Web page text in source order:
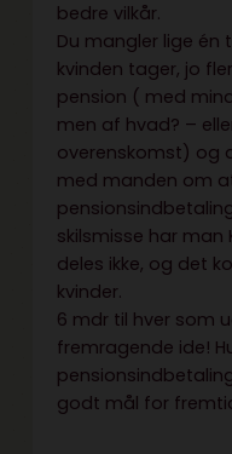
bedre vilkår.
Du mangler lige
kvinden tager, jo
pension ( med
men af hvad? –
overenskomst) og
med manden om
skilsmisse har man
deles ikke, og det
kvinder.
6 mdr til hver som
fremragende ide!
godt mål for